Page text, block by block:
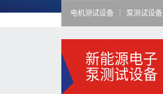
电机测试设备 泵测试设备
新能源电子
泵测试设备